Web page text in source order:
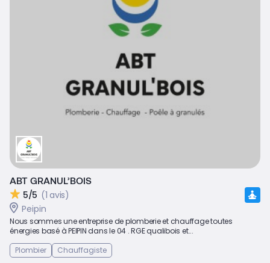
ABT GRANUL’BOIS
5/5 (1 avis)
Peipin
Nous sommes une entreprise de plomberie et chauffage toutes
énergies basé à PEIPIN dans le 04 . RGE qualibois et...
Plombier
Chauffagiste